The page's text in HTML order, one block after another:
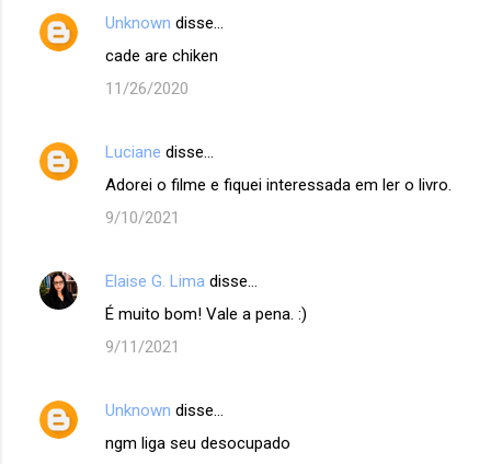
Unknown disse…
cade are chiken
11/26/2020
Luciane disse…
Adorei o filme e fiquei interessada em ler o livro.
9/10/2021
Elaise G. Lima disse…
É muito bom! Vale a pena. :)
9/11/2021
Unknown disse…
ngm liga seu desocupado